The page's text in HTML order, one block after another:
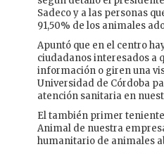
Sadeco y a las personas
91,50% de los animales
Apuntó que en el centro
ciudadanos interesados a
información o giren una
Universidad de Córdoba
atención sanitaria en
El también primer
Animal de nuestra
humanitario de animales